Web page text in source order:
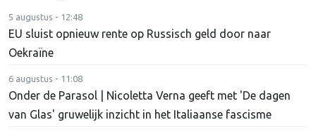
5 augustus - 12:48
EU sluist opnieuw rente op Russisch geld door naar
Oekraïne
6 augustus - 11:08
Onder de Parasol | Nicoletta Verna geeft met 'De dagen
van Glas' gruwelijk inzicht in het Italiaanse fascisme